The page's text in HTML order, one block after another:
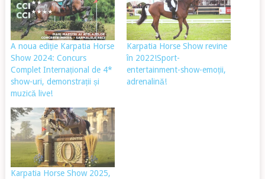
A noua ediție Karpatia Horse
Show 2024: Concurs
Complet Internațional de 4*
show-uri, demonstrații și
muzică live!
Karpatia Horse Show revine
în 2022!Sport-
entertainment-show-emoții,
adrenalină!
Karpatia Horse Show 2025,